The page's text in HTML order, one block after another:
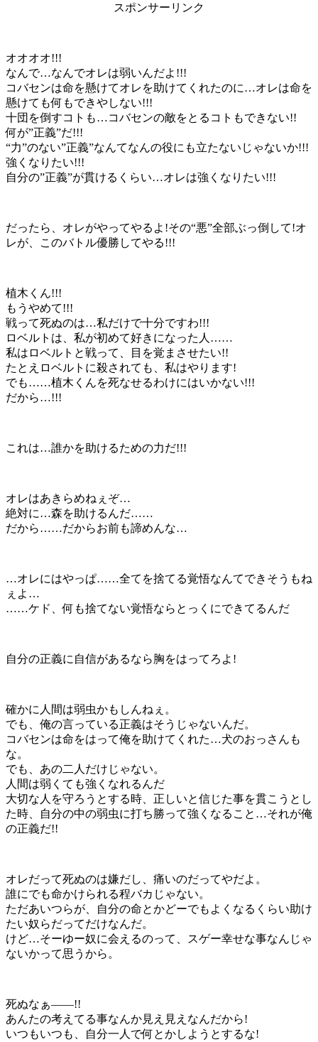
スポンサーリンク
オオオオ!!!
なんで…なんでオレは弱いんだよ!!!
コバセンは命を懸けてオレを助けてくれたのに…オレは命を
懸けても何もできやしない!!!
十団を倒すコトも…コバセンの敵をとるコトもできない!!
何が”正義”だ!!!
“力”のない”正義”なんてなんの役にも立たないじゃないか!!!
強くなりたい!!!
自分の”正義”が貫けるくらい…オレは強くなりたい!!!
だったら、オレがやってやるよ!その“悪”全部ぶっ倒して!オ
レが、このバトル優勝してやる!!!
植木くん!!!
もうやめて!!!
戦って死ぬのは…私だけで十分ですわ!!!
ロベルトは、私が初めて好きになった人……
私はロベルトと戦って、目を覚まさせたい!!
たとえロベルトに殺されても、私はやります!
でも……植木くんを死なせるわけにはいかない!!!
だから…!!!
これは…誰かを助けるための力だ!!!
オレはあきらめねぇぞ…
絶対に…森を助けるんだ……
だから……だからお前も諦めんな…
…オレにはやっぱ……全てを捨てる覚悟なんてできそうもね
ぇよ…
……ケド、何も捨てない覚悟ならとっくにできてるんだ
自分の正義に自信があるなら胸をはってろよ!
確かに人間は弱虫かもしんねぇ。
でも、俺の言っている正義はそうじゃないんだ。
コバセンは命をはって俺を助けてくれた…犬のおっさんも
な。
でも、あの二人だけじゃない。
人間は弱くても強くなれるんだ
大切な人を守ろうとする時、正しいと信じた事を貫こうとし
た時、自分の中の弱虫に打ち勝って強くなること…それが俺
の正義だ!!
オレだって死ぬのは嫌だし、痛いのだってやだよ。
誰にでも命かけられる程バカじゃない。
ただあいつらが、自分の命とかどーでもよくなるくらい助け
たい奴らだってだけなんだ。
けど…そーゆー奴に会えるのって、スゲー幸せな事なんじゃ
ないかって思うから。
死ぬなぁ――!!
あんたの考えてる事なんか見え見えなんだから!
いつもいつも、自分一人で何とかしようとするな!